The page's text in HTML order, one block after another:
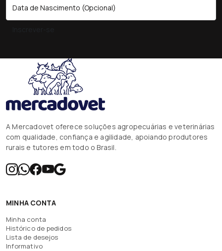
A Mercadovet oferece soluções agropecuárias e veterinárias
com qualidade, confiança e agilidade, apoiando produtores
rurais e tutores em todo o Brasil.
MINHA CONTA
Minha conta
Histórico de pedidos
Lista de desejos
Informativo